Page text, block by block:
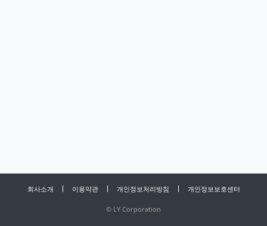
회사소개 이용약관 개인정보처리방침 개인정보보호센터
© LY Corporation